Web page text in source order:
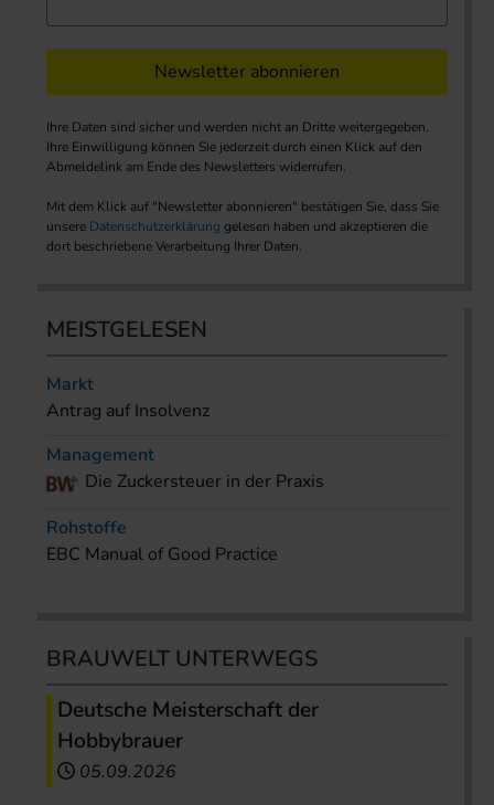
Newsletter abonnieren
Ihre Daten sind sicher und werden nicht an Dritte weitergegeben.
Ihre Einwilligung können Sie jederzeit durch einen Klick auf den
Abmeldelink am Ende des Newsletters widerrufen.
Mit dem Klick auf "Newsletter abonnieren" bestätigen Sie, dass Sie
unsere Datenschutzerklärung gelesen haben und akzeptieren die
dort beschriebene Verarbeitung Ihrer Daten.
MEISTGELESEN
Markt
Antrag auf Insolvenz
Management
Die Zuckersteuer in der Praxis
Rohstoffe
EBC Manual of Good Practice
BRAUWELT UNTERWEGS
Deutsche Meisterschaft der
Hobbybrauer
05.09.2026